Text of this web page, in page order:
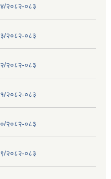
२०८२-०८३
२०८२-०८३
२०८२-०८३
२०८२-०८३
२०८२-०८३
२०८२-०८३